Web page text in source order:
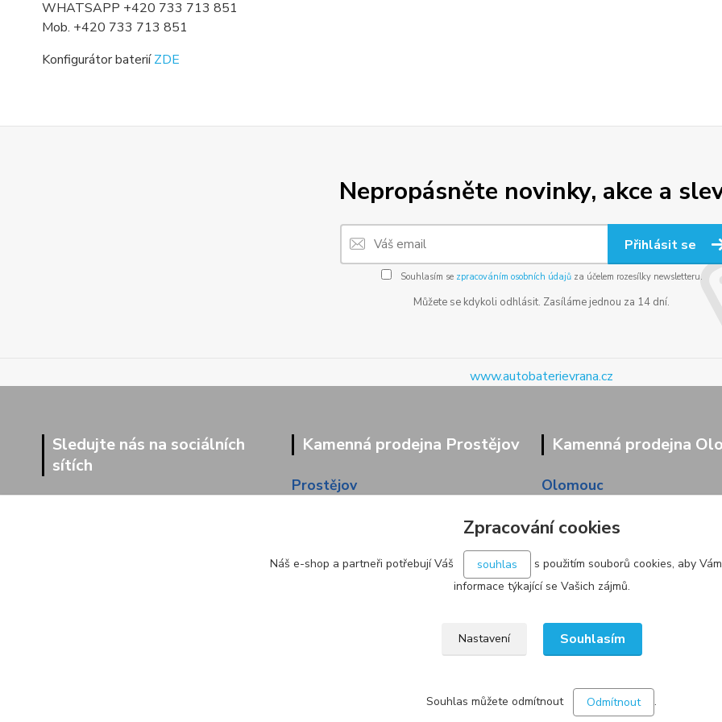
WHATSAPP +420 733 713 851
Mob. +420 733 713 851
Konfigurátor bateriíZDE
Nepropásněte novinky, akce a
Přihlásit se
Souhlasím se zpracováním osobních údajůza účelem rozesílky newsletteru.
Můžete se kdykoli odhlásit. Zasíláme jednou za 14 dní.
www.autobaterievrana.cz
Sledujte nás na sociálních
sítích
Kamenná prodejna Prostějov
Prostějov
Kamenná prodejna
Olomouc
Zpracování cookies
Náš e-shop a partneři potřebují Váš souhlas
s použitím souborů cookies, aby
informace týkající se Vašich zájmů.
Nastavení Souhlasím
Souhlas můžete odmítnout Odmítnout .